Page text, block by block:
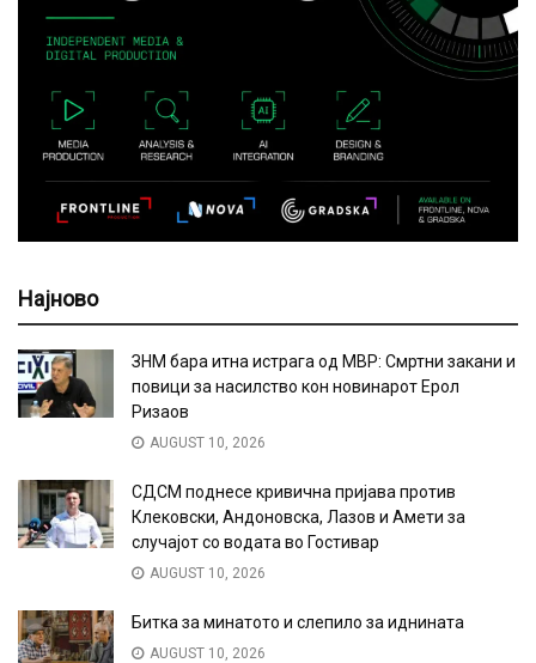
Најново
ЗНМ бара итна истрага од МВР: Смртни закани и
повици за насилство кон новинарот Ерол
Ризаов
AUGUST 10, 2026
СДСМ поднесе кривична пријава против
Клековски, Андоновска, Лазов и Амети за
случајот со водата во Гостивар
AUGUST 10, 2026
Битка за минатото и слепило за иднината
AUGUST 10, 2026